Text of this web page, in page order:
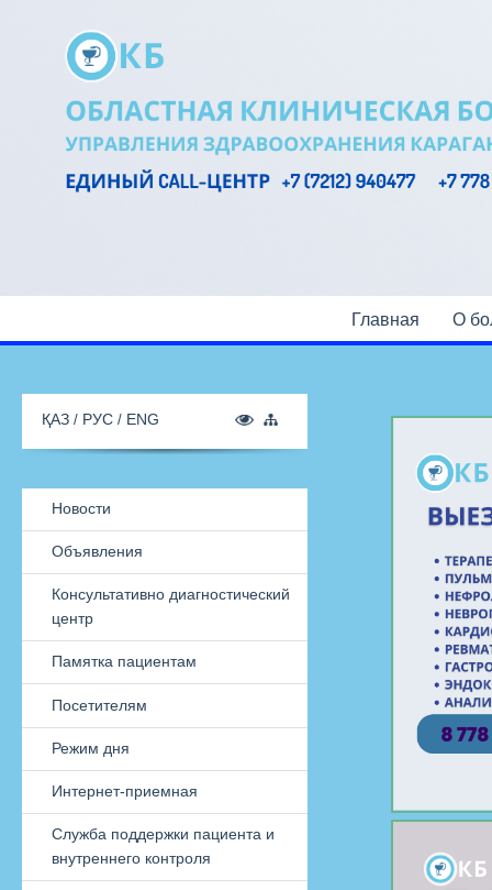
Главная О
Объявления
Консультативно диагностический
центр
Посетителям
Режим дня
Интернет-приемная